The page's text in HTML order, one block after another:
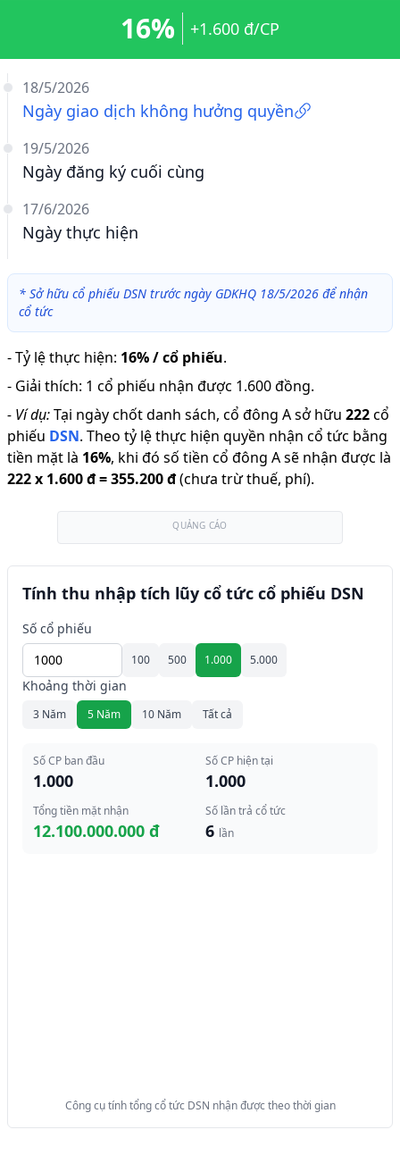
18/5/2026
Ngày giao dịch không hưởng quyền
19/5/2026
Ngày đăng ký cuối cùng
17/6/2026
Ngày thực hiện
16% +1.600 đ/CP
* Sở hữu cổ phiếu DSN trước ngày GDKHQ 18/5/2026 để nhận
cổ tức
-Tỷ lệ thực hiện: 16% / cổ phiếu.
- Giải thích: 1 cổ phiếu nhận được 1.600 đồng.
- Ví dụ:Tại ngày chốt danh sách, cổ đông A sở hữu 222cổ
phiếu DSN. Theo tỷ lệ thực hiện quyền nhận cổ tức bằng
tiền mặt là 16%, khi đó số tiền cổ đông A sẽ nhận được là
222x 1.600 đ=355.200 đ(chưa trừ thuế, phí).
QUẢNG CÁO
Tính thu nhập tích lũy cổ tức cổ phiếu DSN
Số cổ phiếu
100 500 1.000 5.000
Khoảng thời gian
3 Năm 5 Năm 10 Năm Tất cả
Số CP ban đầu
1.000
Số CP hiện tại
1.000
Tổng tiền mặt nhận
12.100.000.000 đ
Số lần trả cổ tức
6 lần
Công cụ tính tổng cổ tức DSN nhận được theo thời gian